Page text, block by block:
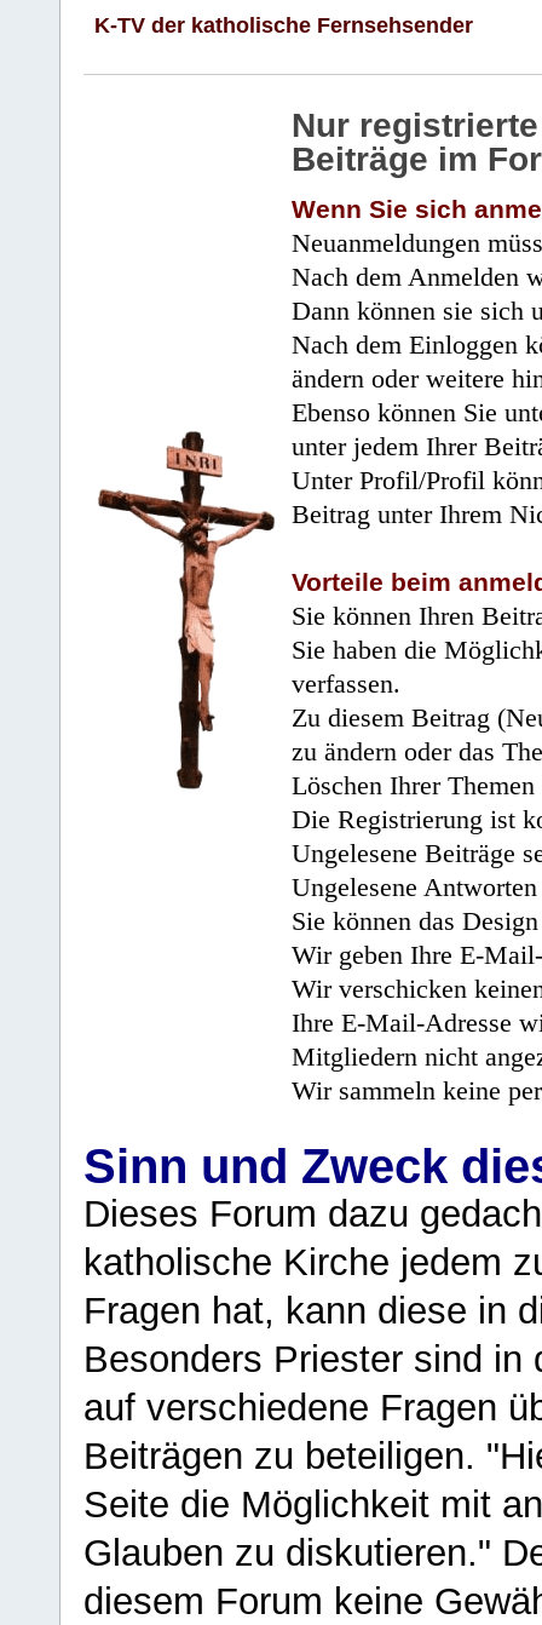
K-TV der katholische Fernsehsender
Nur
Beiträge im
Wenn Sie sich
Neuanmeldungen
Nach dem Anmelden
Dann können sie sich
Nach dem Einloggen
ändern oder weitere
Ebenso können Sie
unter jedem Ihrer
Unter Profil/Profil
Beitrag unter Ihrem
Vorteile beim
Sie können Ihren
Sie haben die
verfassen.
Zu diesem Beitrag
zu ändern oder das
Löschen Ihrer
Die Registrierung ist
Ungelesene Beiträge
Ungelesene
Sie können das
Wir geben Ihre E-
Wir verschicken
Ihre E-Mail-Adresse
Mitgliedern nicht
Wir sammeln keine
Sinn und Zweck
Dieses Forum dazu
katholische Kirche jedem
Fragen hat, kann diese in
Besonders Priester sind in
auf verschiedene Fragen
Beiträgen zu beteiligen.
Seite die Möglichkeit mit
Glauben zu diskutieren."
diesem Forum keine